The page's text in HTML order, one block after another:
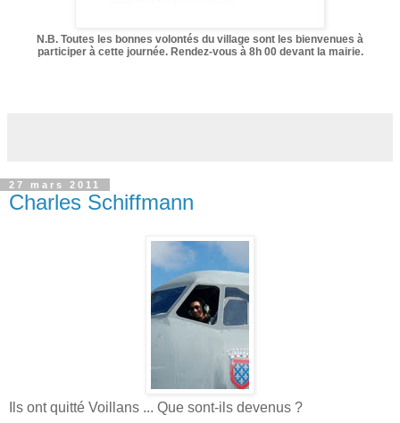
N.B. Toutes les bonnes volontés du village sont les bienvenues à
participer à cette journée. Rendez-vous à 8h 00 devant la mairie.
27 mars 2011
Charles Schiffmann
Ils ont quitté Voillans ... Que sont-ils devenus ?